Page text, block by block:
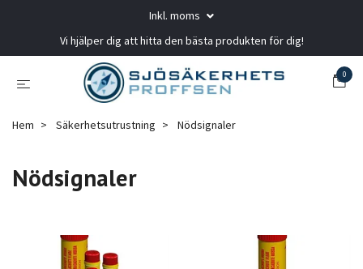
Inkl. moms
Vi hjälper dig att hitta den bästa produkten för dig!
0
Hem Säkerhetsutrustning Nödsignaler
Nödsignaler